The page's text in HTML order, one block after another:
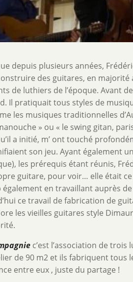
depuis plusieurs années,
des guitares, en
de luthiers de l’époque. Avant
Il pratiquait tous styles de
les musiques traditionnelles
» ou « le swing gitan,
a initié, m’ ont touché
son jeu. Ayant également
les prérequis étant réunis,
guitare, pour voir… elle était ce
en travaillant auprès
ce travail de fabrication de
les vieilles guitares style
c’est l’association de
de 90 m2 et ils fabriquent tous
entre eux , juste du partage !